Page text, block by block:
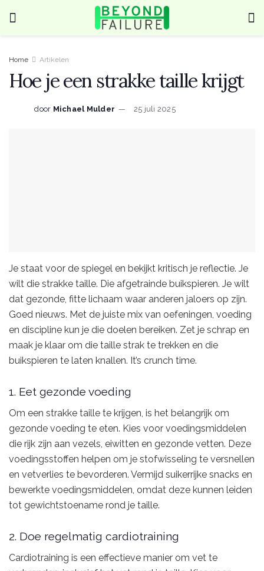
Home Artikelen
Hoe je een strakke taille krijgt
door Michael Mulder 25 juli 2025
Je staat voor de spiegel en bekijkt kritisch je reflectie. Je
wilt die strakke taille. Die afgetrainde buikspieren. Je wilt
dat gezonde, fitte lichaam waar anderen jaloers op zijn.
Goed nieuws. Met de juiste mix van oefeningen, voeding
en discipline kun je die doelen bereiken. Zet je schrap en
maak je klaar om die taille strak te trekken en die
buikspieren te laten knallen. It’s crunch time.
1. Eet gezonde voeding
Om een strakke taille te krijgen, is het belangrijk om
gezonde voeding te eten. Kies voor voedingsmiddelen
die rijk zijn aan vezels, eiwitten en gezonde vetten. Deze
voedingsstoffen helpen om je stofwisseling te versnellen
en vetverlies te bevorderen. Vermijd suikerrijke snacks en
bewerkte voedingsmiddelen, omdat deze kunnen leiden
tot gewichtstoename rond je taille.
2. Doe regelmatig cardiotraining
Cardiotraining is een effectieve manier om vet te